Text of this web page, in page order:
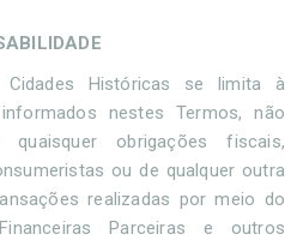
Históricas se limita à
nestes Termos, não
obrigações fiscais,
ou de qualquer outra
realizadas por meio do
Parceiras e outros